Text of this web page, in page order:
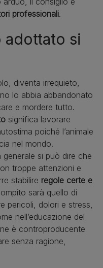
professionali.
adottato si
diventa irrequieto,
lo abbia abbandonato
e mordere tutto.
significa lavorare
poiché l’animale
nel mondo.
generale si può dire che
troppe attenzioni e
stabilire regole certe e
sarà quello di
pericoli, dolori e stress,
nell’educazione del
è controproducente
senza ragione,